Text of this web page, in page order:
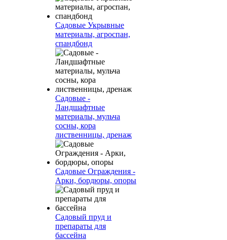
Садовые Укрывные
материалы, агроспан,
спандбонд
Садовые -
Ландшафтные
материалы, мульча
сосны, кора
лиственницы, дренаж
Садовые Ограждения -
Арки, бордюры, опоры
Садовый пруд и
препараты для
бассейна